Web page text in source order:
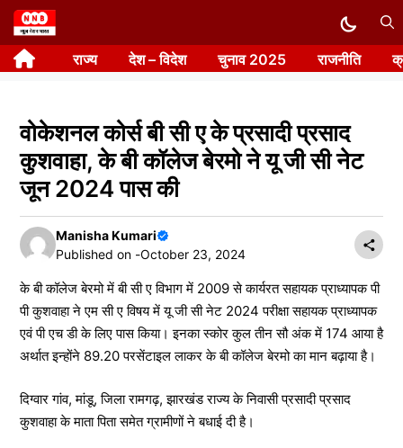
Skip
to
content राज्य देश – विदेश चुनाव 2025 राजनीति
वोकेशनल कोर्स बी सी ए के प्रसादी प्रसाद
कुशवाहा, के बी कॉलेज बेरमो ने यू जी सी नेट
जून 2024 पास की
Manisha Kumari
Published on -October 23, 2024
के बी कॉलेज बेरमो में बी सी ए विभाग में 2009 से कार्यरत सहायक प्राध्यापक पी
पी कुशवाहा ने एम सी ए विषय में यू जी सी नेट 2024 परीक्षा सहायक प्राध्यापक
एवं पी एच डी के लिए पास किया। इनका स्कोर कुल तीन सौ अंक में 174 आया है
अर्थात इन्होंने 89.20 परसेंटाइल लाकर के बी कॉलेज बेरमो का मान बढ़ाया है।
दिग्वार गांव, मांडू, जिला रामगढ़, झारखंड राज्य के निवासी प्रसादी प्रसाद
कुशवाहा के माता पिता समेत ग्रामीणों ने बधाई दी है।